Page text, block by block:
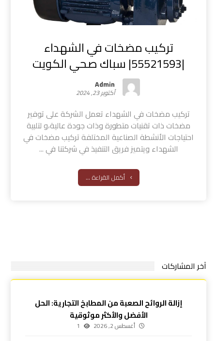
تركيب مضخات في الشهداء
|55521593| سباك صحي الكويت
Admin
أكتوبر 23, 2024
تركيب مضخات في الشهداء تعمل الشركة على توفير
مضخات ذات تقنيات متطورة وذات جودة عالية،و لتلبية
احتياجات الأنشطة الصناعية المختلفة تركيب مضخات في
الشهداء ويتميز فريق التنفيذ في شركتنا في ...
أكمل القراءة ...
آخر المشاركات
إزالة الروائح الصعبة من المطابخ التجارية: الحل
الأفضل والأكثر موثوقية
أغسطس 2, 2026 1